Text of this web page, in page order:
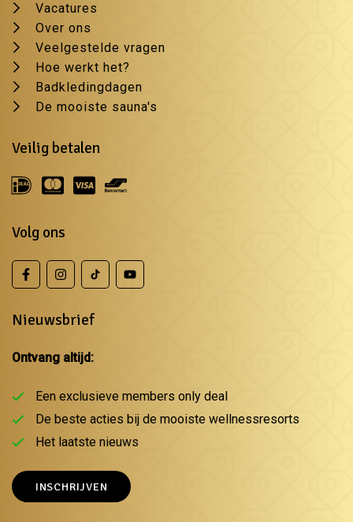
Vacatures
Over ons
Veelgestelde vragen
Hoe werkt het?
Badkledingdagen
De mooiste sauna's
Veilig betalen
Volg ons
Nieuwsbrief
Ontvang altijd:
Een exclusieve members only deal
De beste acties bij de mooiste wellnessresorts
Het laatste nieuws
INSCHRIJVEN